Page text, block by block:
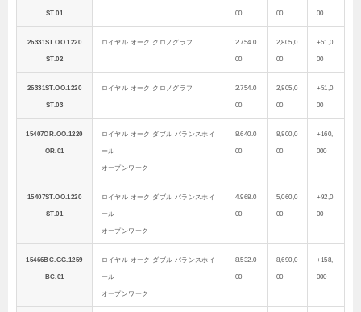
ST.01 00 00 00
26331ST.OO.1220
ST.02
ロイヤル オーク クロノグラフ 2.754.0
00
2,805,0
00
+51,0
00
26331ST.OO.1220
ST.03
ロイヤル オーク クロノグラフ 2.754.0
00
2,805,0
00
+51,0
00
15407OR.OO.1220
OR.01
ロイヤル オーク ダブル バランスホイ
ール
オープンワーク
8.640.0
00
8,800,0
00
+160,
000
15407ST.OO.1220
ST.01
ロイヤル オーク ダブル バランスホイ
ール
オープンワーク
4.968.0
00
5,060,0
00
+92,0
00
15466BC.GG.1259
BC.01
ロイヤル オーク ダブル バランスホイ
ール
オープンワーク
8.532.0
00
8,690,0
00
+158,
000